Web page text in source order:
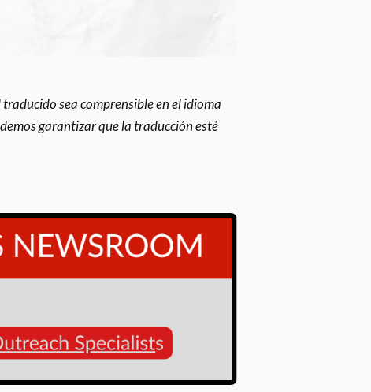
sea comprensible en el idioma
garantizar que la traducción esté